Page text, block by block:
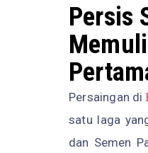
Persis
Persaingan di
satu laga
dan Semen